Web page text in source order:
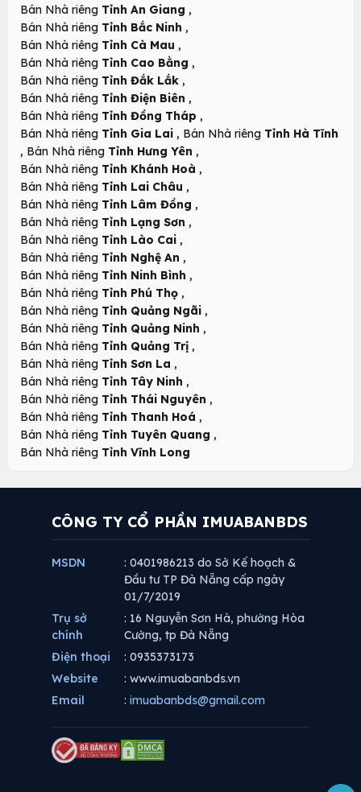
Bán Nhà riêng Tỉnh An Giang ,
Bán Nhà riêng Tỉnh Bắc Ninh ,
Bán Nhà riêng Tỉnh Cà Mau ,
Bán Nhà riêng Tỉnh Cao Bằng ,
Bán Nhà riêng Tỉnh Đắk Lắk ,
Bán Nhà riêng Tỉnh Điện Biên ,
Bán Nhà riêng Tỉnh Đồng Tháp ,
Bán Nhà riêng Tỉnh Gia Lai , Bán Nhà riêng Tỉnh Hà Tĩnh
, Bán Nhà riêng Tỉnh Hưng Yên ,
Bán Nhà riêng Tỉnh Khánh Hoà ,
Bán Nhà riêng Tỉnh Lai Châu ,
Bán Nhà riêng Tỉnh Lâm Đồng ,
Bán Nhà riêng Tỉnh Lạng Sơn ,
Bán Nhà riêng Tỉnh Lào Cai ,
Bán Nhà riêng Tỉnh Nghệ An ,
Bán Nhà riêng Tỉnh Ninh Bình ,
Bán Nhà riêng Tỉnh Phú Thọ ,
Bán Nhà riêng Tỉnh Quảng Ngãi ,
Bán Nhà riêng Tỉnh Quảng Ninh ,
Bán Nhà riêng Tỉnh Quảng Trị ,
Bán Nhà riêng Tỉnh Sơn La ,
Bán Nhà riêng Tỉnh Tây Ninh ,
Bán Nhà riêng Tỉnh Thái Nguyên ,
Bán Nhà riêng Tỉnh Thanh Hoá ,
Bán Nhà riêng Tỉnh Tuyên Quang ,
Bán Nhà riêng Tỉnh Vĩnh Long
CÔNG TY CỔ PHẦN IMUABANBDS
MSDN
: 0401986213 do Sở Kế hoạch &
Đầu tư TP Đà Nẵng cấp ngày
01/7/2019
Trụ sở
chính
: 16 Nguyễn Sơn Hà, phường Hòa
Cường, tp Đà Nẵng
Điện thoại
: 0935373173
Website
: www.imuabanbds.vn
Email
: imuabanbds@gmail.com